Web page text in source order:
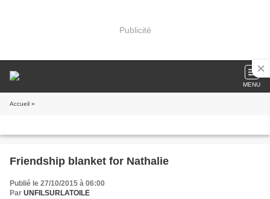
Publicité
MENU
Accueil »
Friendship blanket for Nathalie
Publié le 27/10/2015 à 06:00
Par UNFILSURLATOILE